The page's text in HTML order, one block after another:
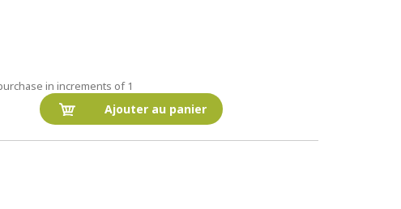
in increments of 1
Ajouter au panier